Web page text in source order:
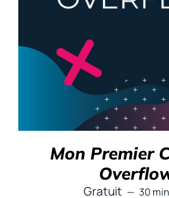
Mon Premier
Gratuit 30